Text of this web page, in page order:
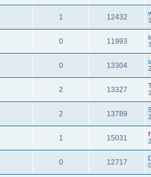
1 12432
0 11993
0 13304
2 13327
2 13789
1 15031
0 12717